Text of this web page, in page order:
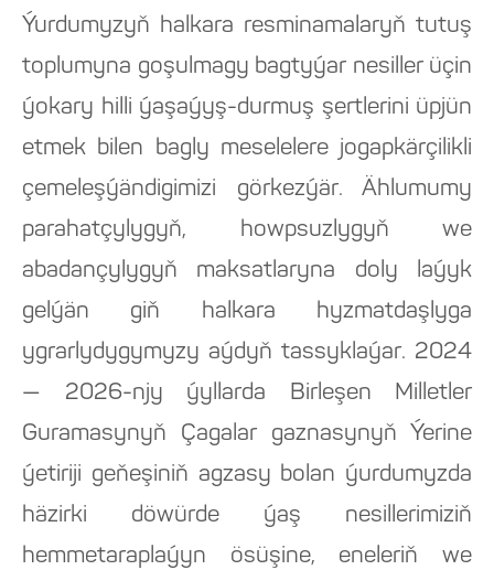
Ýurdumyzyň halkara resminamalaryň tutuş
toplumyna goşulmagy bagtyýar nesiller üçin
ýokary hilli ýaşaýyş-durmuş şertlerini üpjün
etmek bilen bagly meselelere jogapkärçilikli
çemeleşýändigimizi görkezýär. Ählumumy
parahatçylygyň, howpsuzlygyň we
abadançylygyň maksatlaryna doly laýyk
gelýän giň halkara hyzmatdaşlyga
ygrarlydygymyzy aýdyň tassyklaýar. 2024
— 2026-njy ýyllarda Birleşen Milletler
Guramasynyň Çagalar gaznasynyň Ýerine
ýetiriji geňeşiniň agzasy bolan ýurdumyzda
häzirki döwürde ýaş nesillerimiziň
hemmetaraplaýyn ösüşine, eneleriň we